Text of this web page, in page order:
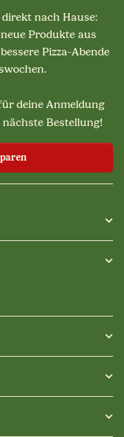
nach Hause:
Produkte aus
Pizza-Abende
deine Anmeldung
Bestellung!